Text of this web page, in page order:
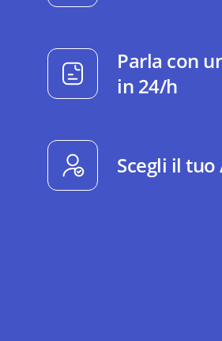
Parla con
in 24/h
Scegli il